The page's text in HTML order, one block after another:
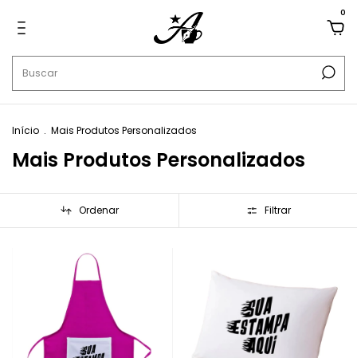
0
Início . Mais Produtos Personalizados
Mais Produtos Personalizados
Ordenar Filtrar